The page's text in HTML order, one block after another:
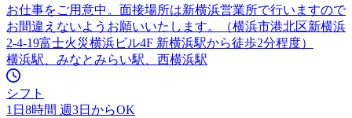
お仕事をご用意中。面接場所は新横浜営業所で行いますので
お間違えないようお願いいたします。（横浜市港北区新横浜
2-4-19富士火災横浜ビル4F 新横浜駅から徒歩2分程度）
横浜駅、みなとみらい駅、西横浜駅
シフト
1日8時間 週3日からOK